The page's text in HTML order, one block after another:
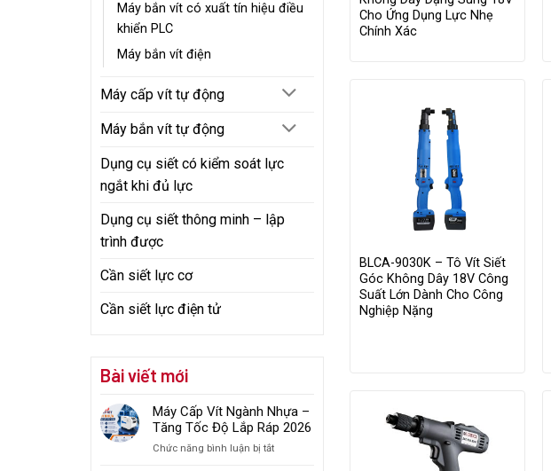
Máy bắn vít có xuất tín hiệu điều
khiển PLC
Máy bắn vít điện
Máy cấp vít tự động
Máy bắn vít tự động
Dụng cụ siết có kiểm soát lực
ngắt khi đủ lực
Dụng cụ siết thông minh – lập
trình được
Cần siết lực cơ
Cần siết lực điện tử
Bài viết mới
Máy Cấp Vít Ngành Nhựa –
Tăng Tốc Độ Lắp Ráp 2026
Chức năng bình luận bị tắtở
Cho Ứng Dụng Lực Nhẹ
Chính Xác
BLCA-9030K – Tô Vít Siết
Góc Không Dây 18V Công
Suất Lớn Dành Cho Công
Nghiệp Nặng